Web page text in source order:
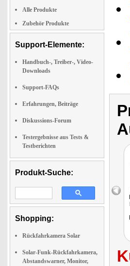
Alle Produkte
Zubehör Produkte
Support-Elemente:
Handbuch-, Treiber-, Video-
Downloads
Support-FAQs
Erfahrungen, Beiträge
Diskussions-Forum
Testergebnisse aus Tests &
Testberichten
Produkt-Suche:
Shopping:
Rückfahrkamera Solar
Solar-Funk-Rückfahrkamera,
Abstandswarner, Monitor,